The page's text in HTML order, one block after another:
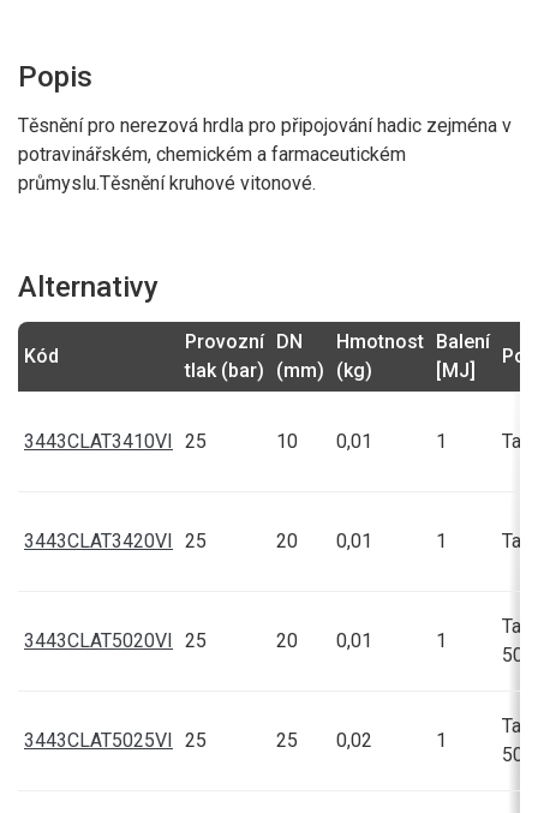
Popis
Těsnění pro nerezová hrdla pro připojování hadic zejména v
potravinářském, chemickém a farmaceutickém
průmyslu.Těsnění kruhové vitonové.
Alternativy
Kód
Provozní
tlak (bar)
DN
(mm)
Hmotnost
(kg)
Balení
[MJ]
3443CLAT3410VI 25 10 0,01 1
3443CLAT3420VI 25 20 0,01 1
3443CLAT5020VI 25 20 0,01 1
50,5
3443CLAT5025VI 25 25 0,02 1
50,5